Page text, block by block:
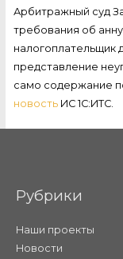
Арбитражный суд
требования об
налогоплательщик
представление
само содержание
новостьИС 1С:ИТС.
Рубрики
Наши проекты
Новости